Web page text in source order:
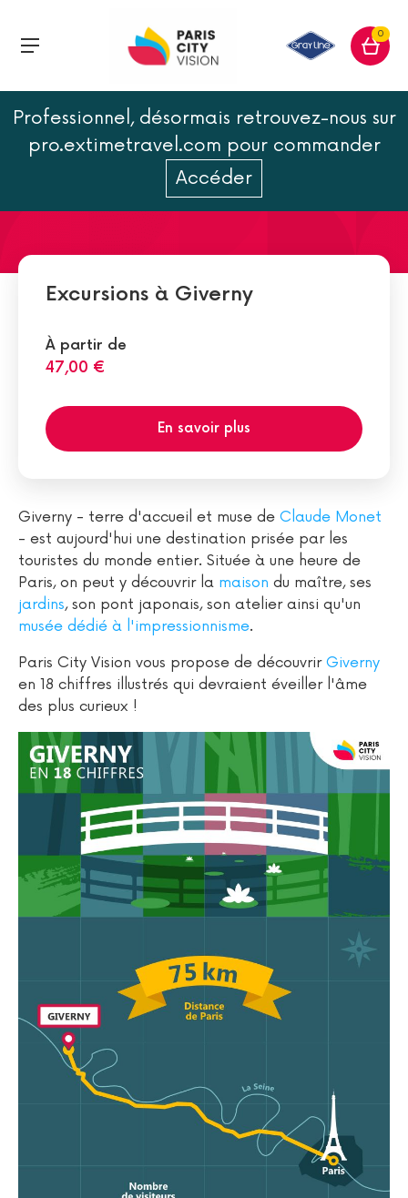
0
Professionnel, désormais retrouvez-nous sur
pro.extimetravel.com pour commander
Accéder
Giverny en 18 chiffres
Excursions à Giverny
À partir de
47,00 €
En savoir plus
Giverny - terre d'accueil et muse de Claude Monet
- est aujourd'hui une destination prisée par les
touristes du monde entier. Située à une heure de
Paris, on peut y découvrir la maison du maître, ses
jardins, son pont japonais, son atelier ainsi qu'un
musée dédié à l'impressionnisme.
Paris City Vision vous propose de découvrir Giverny
en 18 chiffres illustrés qui devraient éveiller l'âme
des plus curieux !